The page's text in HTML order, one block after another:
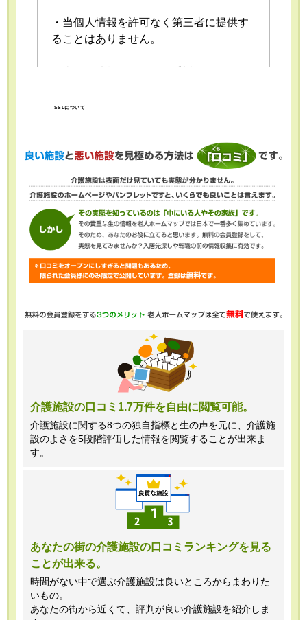
・当個人情報を許可なく第三者に提供す
ることはありません。
おける個人情報の安全管理が図られるよ
・当個人情報の利用目的の通知、開示、
内容の訂正・追加または削除、利用の停
止・消去および第三者への提供の停止
（「開示等」といいます。）を受け付け
ております。開示等の求めは、以下の
「個人情報苦情及び相談窓口」で受け付
けます。
最適なご回答ができない場合がありま
・当ホームページではご利用状況の統計
調査のためクッキー等を用いております
が、これによる個人情報の取得、利用は
行っておりません。
株式会社クリエイターズネクスト個人情
報保護管理者 窪田望
TEL:0120-21-7070
（受付時間 10時～19時 土日祝日除
く・営業のお電話はお断りいたします）
SSLについて
介護施設の口コミ1.7万件を自由に閲覧可能。
介護施設に関する8つの独自指標と生の声を元に、介護施
設のよさを5段階評価した情報を閲覧することが出来ま
す。
あなたの街の介護施設の口コミランキングを見る
ことが出来る。
時間がない中で選ぶ介護施設は良いところからまわりた
いもの。
あなたの街から近くて、評判が良い介護施設を紹介しま